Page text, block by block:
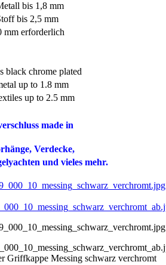
bis 1,8 mm
bis 2,5 mm
mm erforderlich
black chrome plated
up to 1.8 mm
up to 2.5 mm
made in
Verdecke,
und vieles mehr.
Griffkappe Messing schwarz verchromt